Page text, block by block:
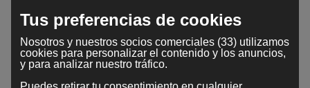
Tus preferencias de cookies
Nosotros y nuestros socios comerciales (33) utilizamos
cookies para personalizar el contenido y los anuncios,
y para analizar nuestro tráfico.